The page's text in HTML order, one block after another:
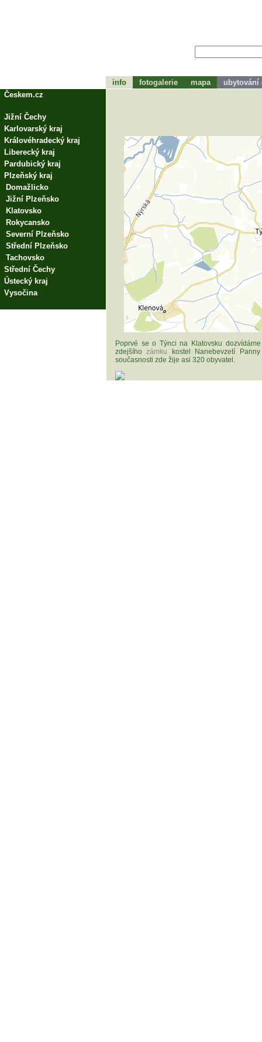
Poprvé se o Týnci na Klatovsku
zdejšíhozámku kostel Nanebevzetí
současnosti zde žije asi 320 obyvatel.
info fotogalerie mapa
ubytování
Českem.cz
Jižní Čechy
Karlovarský kraj
Královéhradecký kraj
Liberecký kraj
Pardubický kraj
Plzeňský kraj
Domažlicko
Jižní Plzeňsko
Klatovsko
Rokycansko
Severní Plzeňsko
Střední Plzeňsko
Tachovsko
Střední Čechy
Ústecký kraj
Vysočina
tohle bude zápátí